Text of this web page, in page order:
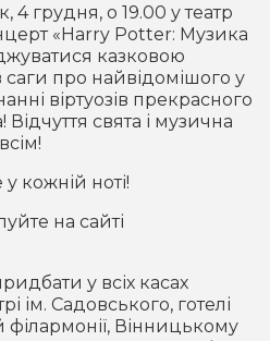
4 грудня, о 19.00 у театр
«Harry Potter: Музика
казковою
саги про найвідомішого у
віртуозів прекрасного
свята і музична
кожній ноті!
на сайті
у всіх касах
ім. Садовського, готелі
філармонії, Вінницькому